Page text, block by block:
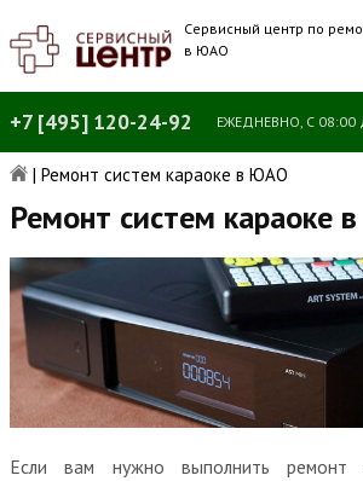
Сервисный центр по
в ЮАО
+7 [495] 120-24-92 ЕЖЕДНЕВНО, С 08:00
| Ремонт систем караоке в ЮАО
Ремонт систем караоке
Если вам нужно выполнить ремонт